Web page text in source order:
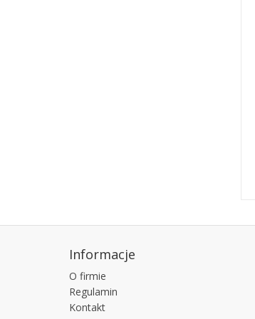
Informacje
O firmie
Regulamin
Kontakt